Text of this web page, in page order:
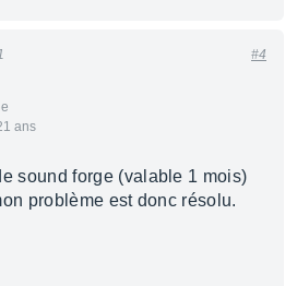
ans
#4
sound forge (valable 1 mois)
problème est donc résolu.